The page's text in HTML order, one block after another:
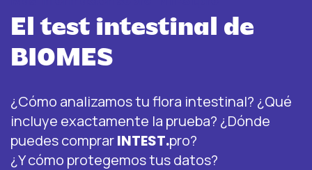
El test intestinal de
BIOMES
¿Cómo analizamos tu flora intestinal? ¿Qué
incluye exactamente la prueba? ¿Dónde
puedes comprarINTEST.pro?
¿Y cómo protegemos tus datos?